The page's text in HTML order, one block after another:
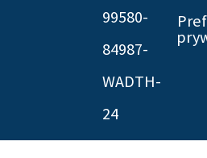
99580-
84987-
WADTH-
24